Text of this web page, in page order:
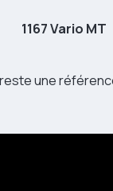
1167 Vario MT
une